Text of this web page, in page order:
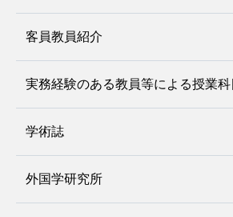
客員教員紹介
実務経験のある教員等による授業
学術誌
外国学研究所